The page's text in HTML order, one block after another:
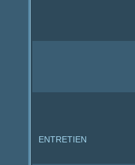
ENTRETIEN